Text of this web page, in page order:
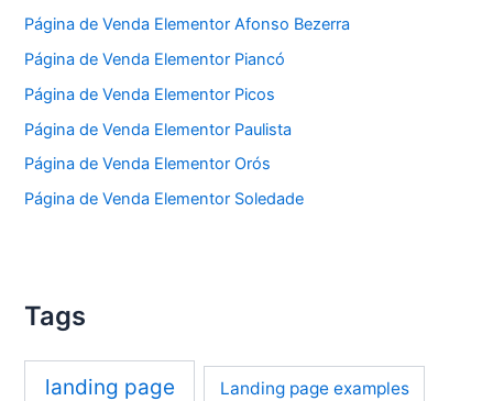
Página de Venda Elementor Afonso Bezerra
Página de Venda Elementor Piancó
Página de Venda Elementor Picos
Página de Venda Elementor Paulista
Página de Venda Elementor Orós
Página de Venda Elementor Soledade
Tags
landing page Landing page examples